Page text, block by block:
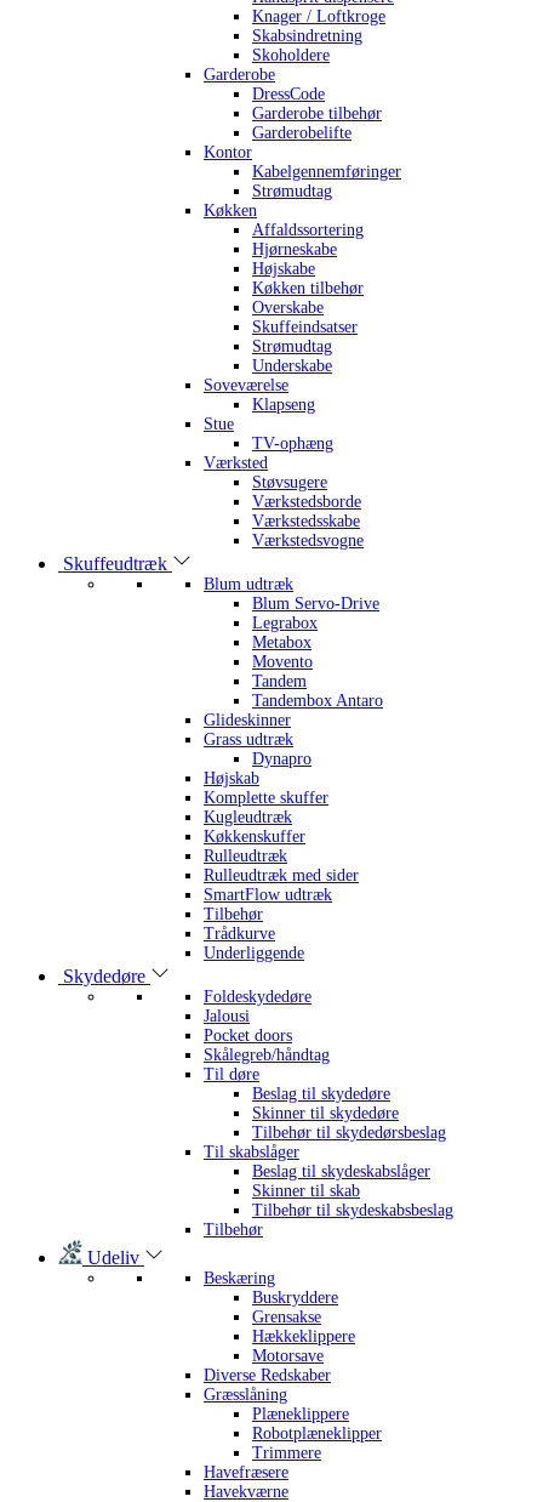
Knager / Loftkroge
Skabsindretning
Skoholdere
Garderobe
DressCode
Garderobe tilbehør
Garderobelifte
Kontor
Kabelgennemføringer
Strømudtag
Køkken
Affaldssortering
Hjørneskabe
Højskabe
Køkken tilbehør
Overskabe
Skuffeindsatser
Strømudtag
Underskabe
Soveværelse
Klapseng
Stue
TV-ophæng
Værksted
Støvsugere
Værkstedsborde
Værkstedsskabe
Værkstedsvogne
Skuffeudtræk
Blum udtræk
Blum Servo-Drive
Legrabox
Metabox
Movento
Tandem
Tandembox Antaro
Glideskinner
Grass udtræk
Dynapro
Højskab
Komplette skuffer
Kugleudtræk
Køkkenskuffer
Rulleudtræk
Rulleudtræk med sider
SmartFlow udtræk
Tilbehør
Trådkurve
Underliggende
Skydedøre
Foldeskydedøre
Jalousi
Pocket doors
Skålegreb/håndtag
Til døre
Beslag til skydedøre
Skinner til skydedøre
Tilbehør til skydedørsbeslag
Til skabslåger
Beslag til skydeskabslåger
Skinner til skab
Tilbehør til skydeskabsbeslag
Tilbehør
Udeliv
Beskæring
Buskryddere
Grensakse
Hækkeklippere
Motorsave
Diverse Redskaber
Græsslåning
Plæneklippere
Robotplæneklipper
Trimmere
Havefræsere
Havekværne